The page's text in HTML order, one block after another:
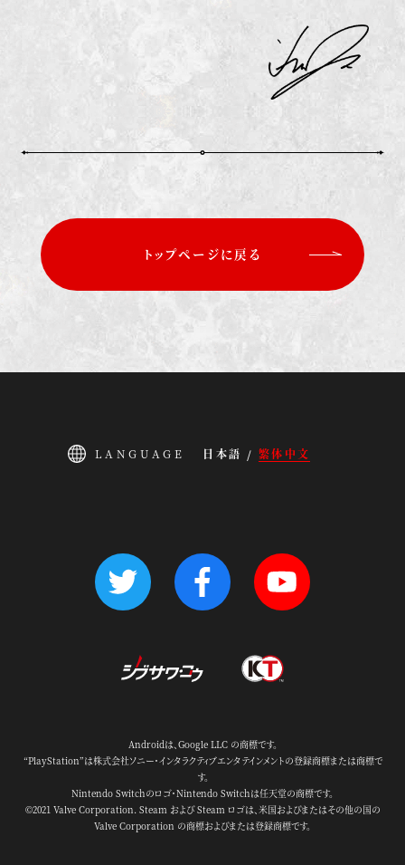
トップページに戻る
LANGUAGE 日本語 / 繁体中文
Androidは、Google LLC の商標です。
“PlayStation”は株式会社ソニー・インタラクティブエンタテインメントの登録商標または商標で
す。
Nintendo Switchのロゴ・Nintendo Switchは任天堂の商標です。
©2021 Valve Corporation. Steam および Steam ロゴは、米国およびまたはその他の国の
Valve Corporation の商標およびまたは登録商標です。